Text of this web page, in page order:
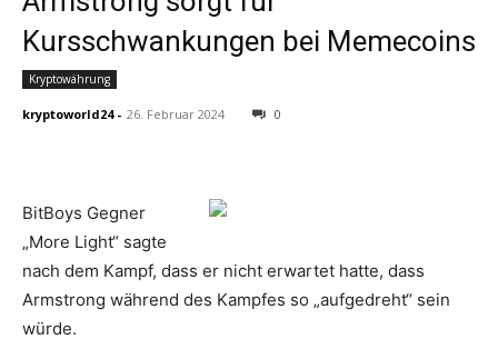
Kursschwankungen bei Memecoins
Kryptowährung
kryptoworld24 - 26. Februar 2024 0
BitBoys Gegner
„More Light“ sagte
nach dem Kampf, dass er nicht erwartet hatte, dass
Armstrong während des Kampfes so „aufgedreht“ sein
würde.